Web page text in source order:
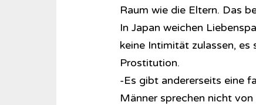
Raum wie die Eltern. Das
In Japan weichen
keine Intimität zulassen, es
Prostitution.
-Es gibt andererseits eine
Männer sprechen nicht